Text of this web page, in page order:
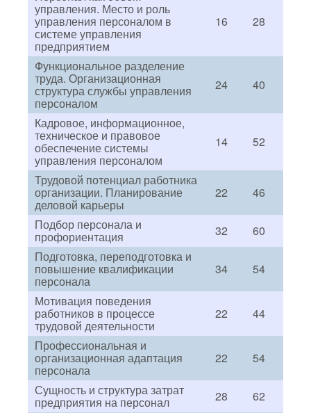
управления. Место и роль
управления персоналом в
системе управления
предприятием
16 28
Функциональное разделение
труда. Организационная
структура службы управления
персоналом
24 40
Кадровое, информационное,
техническое и правовое
обеспечение системы
управления персоналом
14 52
Трудовой потенциал работника
организации. Планирование
деловой карьеры
22
46
Подбор персонала и
профориентация 32
60
Подготовка, переподготовка и
повышение квалификации
персонала
34
54
Мотивация поведения
работников в процессе
трудовой деятельности
22
44
Профессиональная и
организационная адаптация
персонала
22
54
Сущность и структура затрат
предприятия на персонал 28
62